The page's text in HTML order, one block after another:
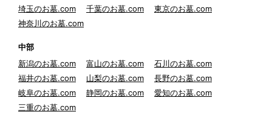
埼玉のお墓.com
千葉のお墓.com
東京のお墓.com
神奈川のお墓.com
中部
新潟のお墓.com
富山のお墓.com
石川のお墓.com
福井のお墓.com
山梨のお墓.com
長野のお墓.com
岐阜のお墓.com
静岡のお墓.com
愛知のお墓.com
三重のお墓.com